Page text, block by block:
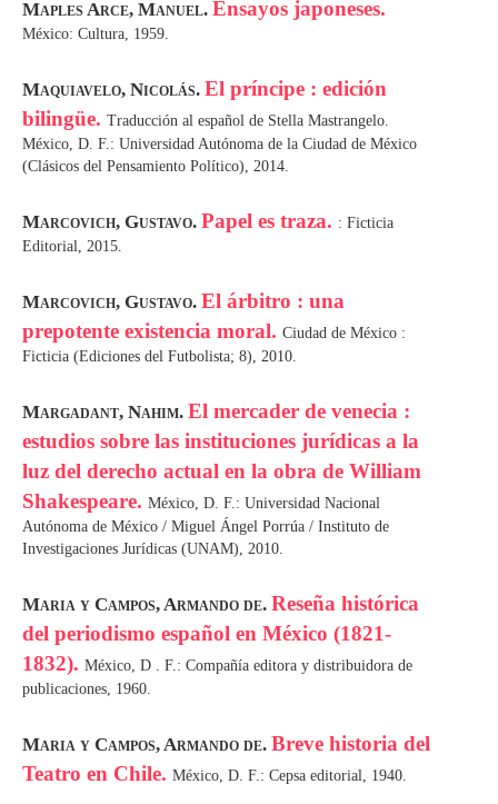
Maples Arce, Manuel. Ensayos japoneses.
México: Cultura, 1959.
Maquiavelo, Nicolás. El príncipe : edición
bilingüe. Traducción al español de Stella Mastrangelo.
México, D. F.: Universidad Autónoma de la Ciudad de México
(Clásicos del Pensamiento Político), 2014.
Marcovich, Gustavo. Papel es traza. : Ficticia
Editorial, 2015.
Marcovich, Gustavo. El árbitro : una
prepotente existencia moral. Ciudad de México :
Ficticia (Ediciones del Futbolista; 8), 2010.
Margadant, Nahim. El mercader de venecia :
estudios sobre las instituciones jurídicas a la
luz del derecho actual en la obra de William
Shakespeare. México, D. F.: Universidad Nacional
Autónoma de México / Miguel Ángel Porrúa / Instituto de
Investigaciones Jurídicas (UNAM), 2010.
Maria y Campos, Armando de. Reseña histórica
del periodismo español en México (1821-
1832). México, D . F.: Compañía editora y distribuidora de
publicaciones, 1960.
Maria y Campos, Armando de. Breve historia del
Teatro en Chile. México, D. F.: Cepsa editorial, 1940.